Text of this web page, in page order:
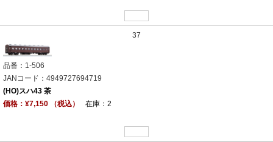
37
品番：1-506
JANコード：4949727694719
(HO)スハ43 茶
価格：¥7,150 （税込）
在庫：2